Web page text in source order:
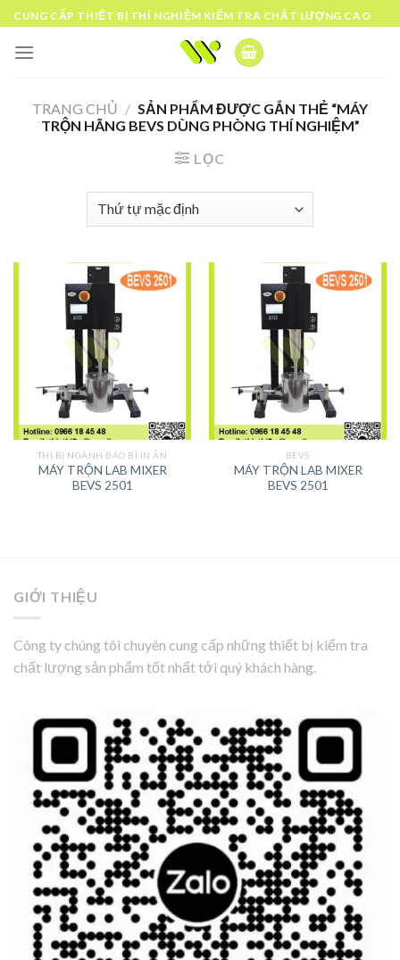
Skip
to
content
CUNG CẤP THIẾT BỊ THÍ NGHIỆM KIỂM TRA CHẤT LƯỢNG CAO
TRANG CHỦ / SẢN PHẨM ĐƯỢC GẮN THẺ “MÁY
TRỘN HÃNG BEVS DÙNG PHÒNG THÍ NGHIỆM”
LỌC
THÍ BỊ NGÀNH BAO BÌ IN ẤN
MÁY TRỘN LAB MIXER
BEVS 2501
BEVS
MÁY TRỘN LAB MIXER
BEVS 2501
GIỚI THIỆU
Công ty chúng tôi chuyên cung cấp những thiết bị kiểm tra
chất lượng sản phẩm tốt nhất tới quý khách hàng.